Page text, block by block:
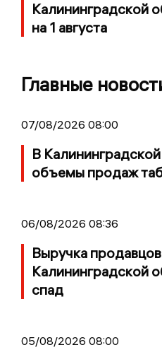
Калининградской
на 1 августа
Главные
07/08/2026 08:00
В
объемы продаж
06/08/2026 08:36
Выручка
Калининградской
спад
05/08/2026 08:00